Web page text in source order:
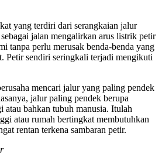
yang terdiri dari serangkaian jalur
jalan mengalirkan arus listrik petir
tanpa perlu merusak benda-benda yang
Petir sendiri seringkali terjadi mengikuti
mencari jalur yang paling pendek
jalur paling pendek berupa
atau bahkan tubuh manusia. Itulah
atau rumah bertingkat membutuhkan
rentan terkena sambaran petir.